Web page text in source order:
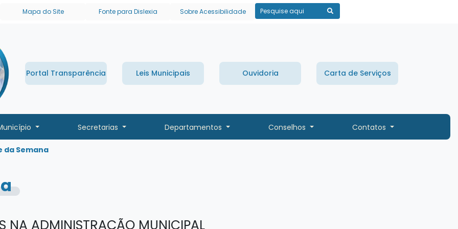
links de acessibilidade
Mapa do Site Fonte para Dislexia Sobre Acessibilidade Pesquisar
Portal Transparência Leis Municipais Ouvidoria Carta de Serviços
Secretarias Departamentos Conselhos Contatos
da Semana
NA ADMINISTRAÇÃO MUNICIPAL